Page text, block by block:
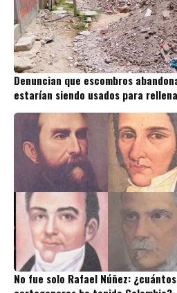
Denuncian que escombros
estarían siendo usados para
No fue solo Rafael Núñez: